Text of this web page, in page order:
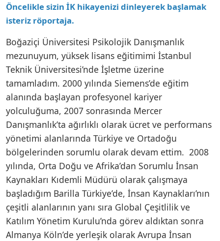
Öncelikle sizin İK hikayenizi dinleyerek başlamak
isteriz röportaja.
Boğaziçi Üniversitesi Psikolojik Danışmanlık
mezunuyum, yüksek lisans eğitimimi İstanbul
Teknik Üniversitesi’nde İşletme üzerine
tamamladım. 2000 yılında Siemens’de eğitim
alanında başlayan profesyonel kariyer
yolculuğuma, 2007 sonrasında Mercer
Danışmanlık’ta ağırlıklı olarak ücret ve performans
yönetimi alanlarında Türkiye ve Ortadoğu
bölgelerinden sorumlu olarak devam ettim. 2008
yılında, Orta Doğu ve Afrika’dan Sorumlu İnsan
Kaynakları Kıdemli Müdürü olarak çalışmaya
başladığım Barilla Türkiye’de, İnsan Kaynakları’nın
çeşitli alanlarının yanı sıra Global Çeşitlilik ve
Katılım Yönetim Kurulu’nda görev aldıktan sonra
Almanya Köln’de yerleşik olarak Avrupa İnsan